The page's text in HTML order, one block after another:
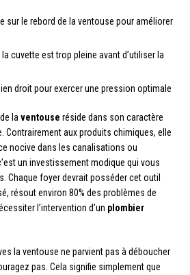
sur le rebord de la ventouse pour améliorer
la cuvette est trop pleine avant d’utiliser la
droit pour exercer une pression optimale
la ventouse réside dans son caractère
Contrairement aux produits chimiques, elle
nocive dans les canalisations ou
un investissement modique qui vous
Chaque foyer devrait posséder cet outil
résout environ 80% des problèmes de
l’intervention d’un plombier
la ventouse ne parvient pas à déboucher
pas. Cela signifie simplement que